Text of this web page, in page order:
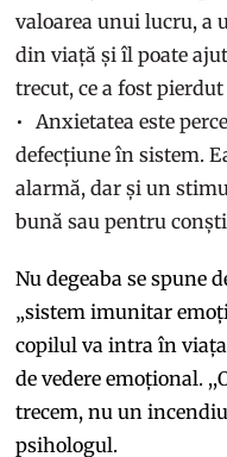
valoarea unui lucru, a
din viață și îl poate
trecut, ce a fost
Anxietatea este
defecțiune în sistem.
alarmă, dar și un
bună sau pentru
Nu degeaba se spune
„sistem imunitar
copilul va intra în
de vedere emoțional.
trecem, nu un
psihologul.